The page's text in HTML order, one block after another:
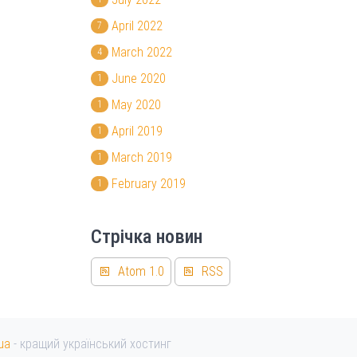
7 April 2022
4 March 2022
1 June 2020
1 May 2020
1 April 2019
1 March 2019
1 February 2019
Стрічка новин
Atom 1.0 RSS
- кращий український хостинг